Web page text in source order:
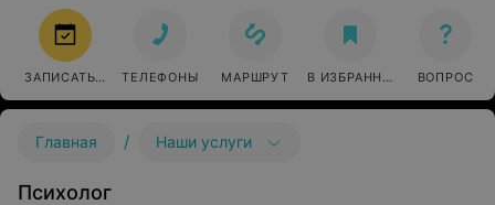
ЗАПИСАТЬСЯ ТЕЛЕФОНЫ МАРШРУТ В ИЗБРАННОЕ ВОПРОС
Главная / Наши услуги
Психолог